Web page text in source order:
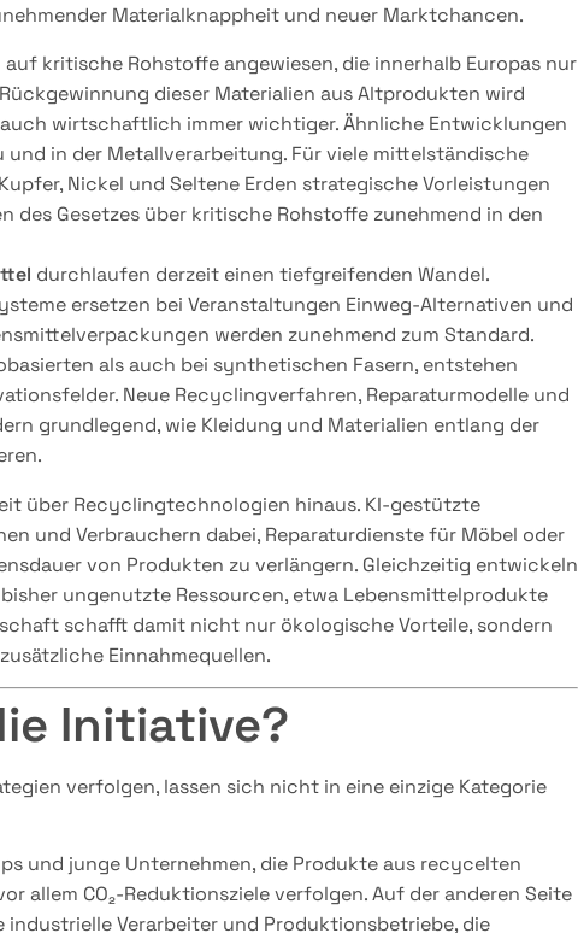
Materialknappheit und neuer Marktchancen.
auf kritische Rohstoffe angewiesen, die innerhalb Europas nur
dieser Materialien aus Altprodukten wird
wirtschaftlich immer wichtiger. Ähnliche Entwicklungen
und in der Metallverarbeitung. Für viele mittelständische
Nickel und Seltene Erden strategische Vorleistungen
des Gesetzes über kritische Rohstoffe zunehmend in den
durchlaufen derzeit einen tiefgreifenden Wandel.
ersetzen bei Veranstaltungen Einweg-Alternativen und
werden zunehmend zum Standard.
als auch bei synthetischen Fasern, entstehen
Neue Recyclingverfahren, Reparaturmodelle und
grundlegend, wie Kleidung und Materialien entlang der
über Recyclingtechnologien hinaus. KI-gestützte
und Verbrauchern dabei, Reparaturdienste für Möbel oder
von Produkten zu verlängern. Gleichzeitig entwickeln
ungenutzte Ressourcen, etwa Lebensmittelprodukte
schafft damit nicht nur ökologische Vorteile, sondern
Einnahmequellen.
Initiative?
verfolgen, lassen sich nicht in eine einzige Kategorie
und junge Unternehmen, die Produkte aus recycelten
allem CO₂-Reduktionsziele verfolgen. Auf der anderen Seite
industrielle Verarbeiter und Produktionsbetriebe, die